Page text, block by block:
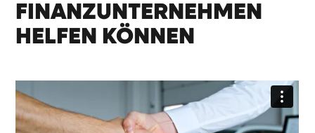
FINANZUNTERNEHMEN
HELFEN KÖNNEN